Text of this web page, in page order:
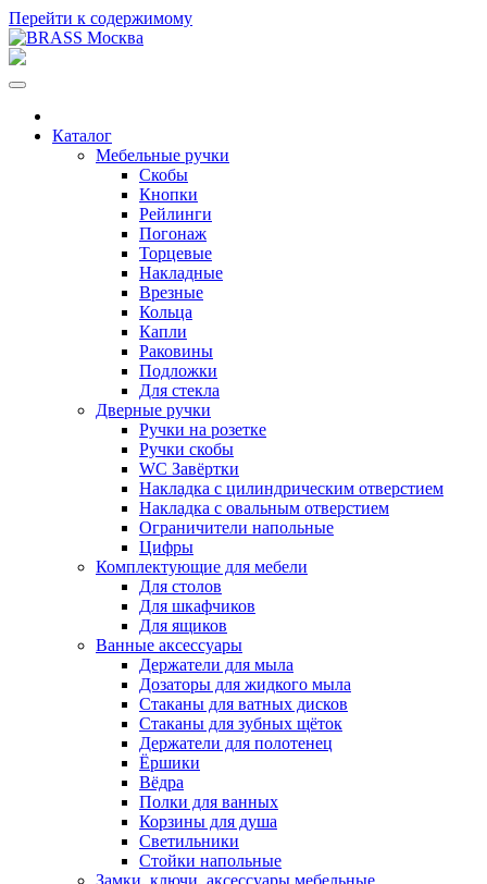
Перейти к содержимому
Каталог
Мебельные ручки
Скобы
Кнопки
Рейлинги
Погонаж
Торцевые
Накладные
Врезные
Кольца
Капли
Раковины
Подложки
Для стекла
Дверные ручки
Ручки на розетке
Ручки скобы
WC Завёртки
Накладка с цилиндрическим отверстием
Накладка с овальным отверстием
Ограничители напольные
Цифры
Комплектующие для мебели
Для столов
Для шкафчиков
Для ящиков
Ванные аксессуары
Держатели для мыла
Дозаторы для жидкого мыла
Стаканы для ватных дисков
Стаканы для зубных щёток
Держатели для полотенец
Ёршики
Вёдра
Полки для ванных
Корзины для душа
Светильники
Стойки напольные
Замки, ключи, аксессуары мебельные